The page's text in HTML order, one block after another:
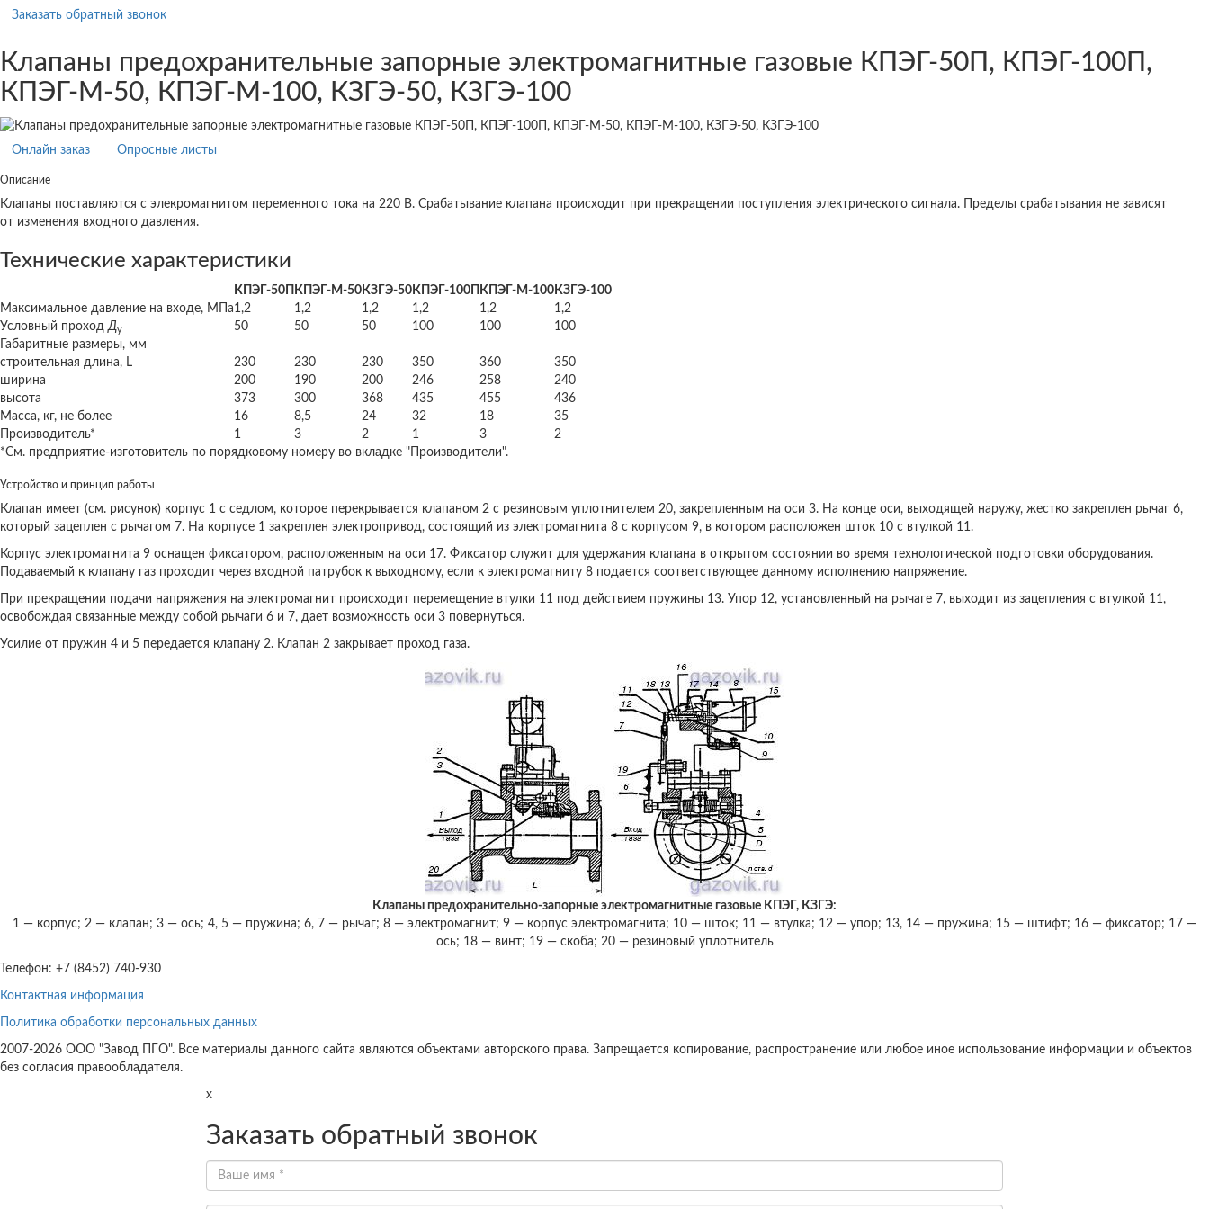
Заказать обратный звонок
Клапаны предохранительные запорные электромагнитные газовые КПЭГ-50П, КПЭГ-100П,
КПЭГ-М-50, КПЭГ-М-100, КЗГЭ-50, КЗГЭ-100
Онлайн заказ Опросные листы
Описание
Клапаны поставляются с элекромагнитом переменного тока на 220 В. Срабатывание клапана происходит при прекращении поступления электрического сигнала. Пределы срабатывания не зависят
от изменения входного давления.
Технические характеристики
КПЭГ-50П КПЭГ-М-50 КЗГЭ-50 КПЭГ-100П КПЭГ-М-100 КЗГЭ-100
Максимальное давление на входе, МПа1,2 1,2 1,2 1,2 1,2
1,2
Условный проходДу 50 50 50 100 100
100
Габаритные размеры, мм
строительная длина, L
230 230 230 350 360
350
ширина
200 190 200 246 258
240
высота
373 300 368 435 455
436
Масса, кг, не более
16 8,5 24 32 18
35
Производитель*
1 3 2 1 3
2
*См. предприятие-изготовитель по порядковому номеру во вкладке "Производители".
Устройство и принцип работы
Клапан имеет (см. рисунок) корпус 1 с седлом, которое перекрывается клапаном 2 с резиновым уплотнителем 20, закрепленным на оси 3. На конце оси, выходящей наружу, жестко закреплен рычаг 6,
который зацеплен с рычагом 7. На корпусе 1 закреплен электропривод, состоящий из электромагнита 8 с корпусом 9, в котором расположен шток 10 с втулкой 11.
Корпус электромагнита 9 оснащен фиксатором, расположенным на оси 17. Фиксатор служит для удержания клапана в открытом состоянии во время технологической подготовки оборудования.
Подаваемый к клапану газ проходит через входной патрубок к выходному, если к электромагниту 8 подается соответствующее данному исполнению напряжение.
При прекращении подачи напряжения на электромагнит происходит перемещение втулки 11 под действием пружины 13. Упор 12, установленный на рычаге 7, выходит из зацепления с втулкой 11,
освобождая связанные между собой рычаги 6 и 7, дает возможность оси 3 повернуться.
Усилие от пружин 4 и 5 передается клапану 2. Клапан 2 закрывает проход газа.
Клапаны предохранительно-запорные электромагнитные газовые КПЭГ, КЗГЭ:
1 — корпус; 2 — клапан; 3 — ось; 4, 5 — пружина; 6, 7 — рычаг; 8 — электромагнит; 9 — корпус электромагнита; 10 — шток; 11 — втулка; 12 — упор; 13, 14 — пружина; 15 — штифт; 16 — фиксатор; 17 —
ось; 18 — винт; 19 — скоба; 20 — резиновый уплотнитель
Телефон: +7 (8452) 740-930
Контактная информация
Политика обработки персональных данных
2007-2026 ООО "Завод ПГО". Все материалы данного сайта являются объектами авторского права. Запрещается копирование, распространение или любое иное использование информации и объектов
без согласия правообладателя.
x
Заказать обратный звонок